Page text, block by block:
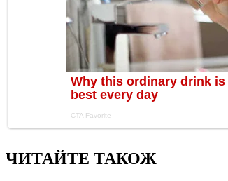
ЧИТАЙТЕ ТАКОЖ